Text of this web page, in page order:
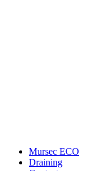
Mursec ECO
Draining